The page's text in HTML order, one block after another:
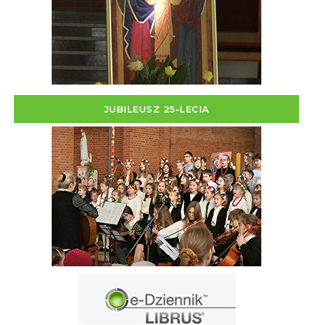
JUBILEUSZ 25-LECIA